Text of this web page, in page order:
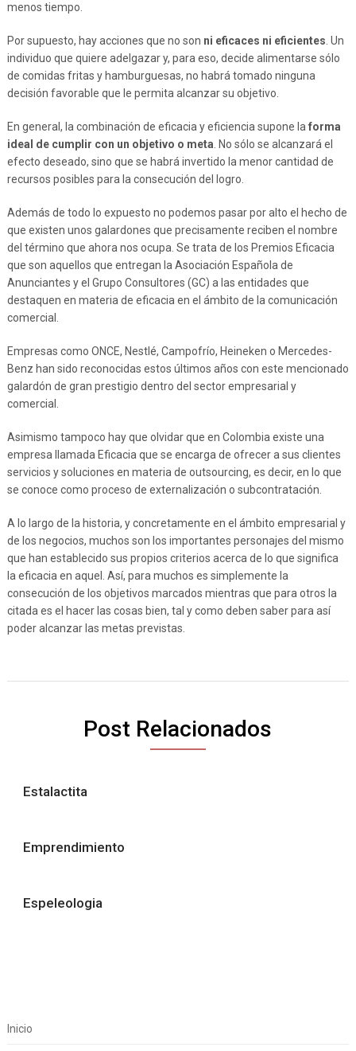
menos tiempo.
Por supuesto, hay acciones que no son ni eficaces ni eficientes . Un
individuo que quiere adelgazar y, para eso, decide alimentarse sólo
de comidas fritas y hamburguesas, no habrá tomado ninguna
decisión favorable que le permita alcanzar su objetivo.
En general, la combinación de eficacia y eficiencia supone la forma
ideal de cumplir con un objetivo o meta . No sólo se alcanzará el
efecto deseado, sino que se habrá invertido la menor cantidad de
recursos posibles para la consecución del logro.
Además de todo lo expuesto no podemos pasar por alto el hecho de
que existen unos galardones que precisamente reciben el nombre
del término que ahora nos ocupa. Se trata de los Premios Eficacia
que son aquellos que entregan la Asociación Española de
Anunciantes y el Grupo Consultores (GC) a las entidades que
destaquen en materia de eficacia en el ámbito de la comunicación
comercial.
Empresas como ONCE, Nestlé, Campofrío, Heineken o Mercedes-
Benz han sido reconocidas estos últimos años con este mencionado
galardón de gran prestigio dentro del sector empresarial y
comercial.
Asimismo tampoco hay que olvidar que en Colombia existe una
empresa llamada Eficacia que se encarga de ofrecer a sus clientes
servicios y soluciones en materia de outsourcing, es decir, en lo que
se conoce como proceso de externalización o subcontratación.
A lo largo de la historia, y concretamente en el ámbito empresarial y
de los negocios, muchos son los importantes personajes del mismo
que han establecido sus propios criterios acerca de lo que significa
la eficacia en aquel. Así, para muchos es simplemente la
consecución de los objetivos marcados mientras que para otros la
citada es el hacer las cosas bien, tal y como deben saber para así
poder alcanzar las metas previstas.
Post Relacionados
Estalactita
Emprendimiento
Espeleologia
Inicio